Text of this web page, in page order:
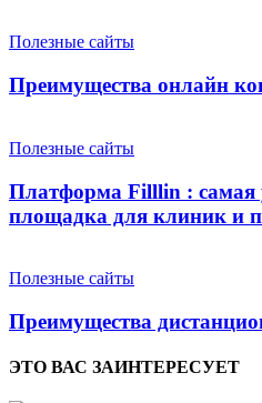
Полезные сайты
Преимущества онлайн
Полезные сайты
Платформа Filllin : самая
площадка для клиник и
Полезные сайты
Преимущества
ЭТО ВАС ЗАИНТЕРЕСУЕТ